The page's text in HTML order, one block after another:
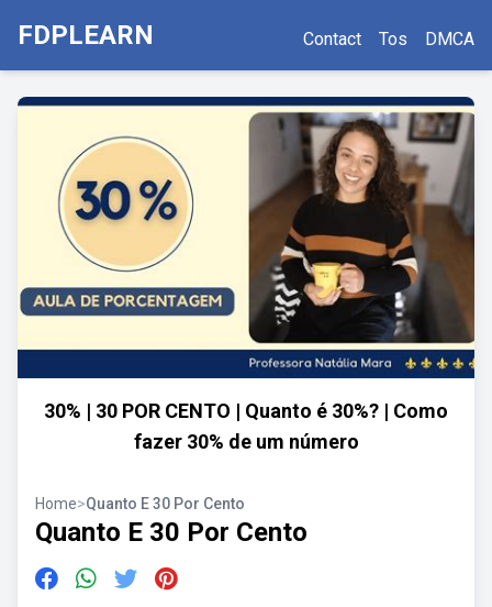
FDPLEARN Contact Tos DMCA
30% | 30 POR CENTO | Quanto é 30%? | Como
fazer 30% de um número
Home>Quanto E 30 Por Cento
Quanto E 30 Por Cento